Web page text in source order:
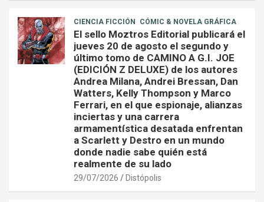
CIENCIA FICCIÓN CÓMIC & NOVELA GRÁFICA
El sello Moztros Editorial publicará el
jueves 20 de agosto el segundo y
último tomo de CAMINO A G.I. JOE
(EDICIÓN Z DELUXE) de los autores
Andrea Milana, Andrei Bressan, Dan
Watters, Kelly Thompson y Marco
Ferrari, en el que espionaje, alianzas
inciertas y una carrera
armamentística desatada enfrentan
a Scarlett y Destro en un mundo
donde nadie sabe quién está
realmente de su lado
29/07/2026 Distópolis